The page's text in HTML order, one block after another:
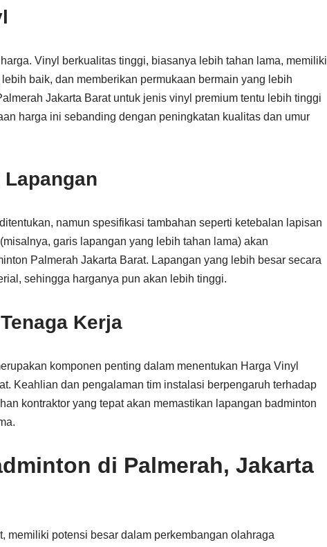
Vinyl berkualitas tinggi, biasanya lebih tahan lama, memiliki
baik, dan memberikan permukaan bermain yang lebih
Jakarta Barat untuk jenis vinyl premium tentu lebih tinggi
harga ini sebanding dengan peningkatan kualitas dan umur
namun spesifikasi tambahan seperti ketebalan lapisan
garis lapangan yang lebih tahan lama) akan
Palmerah Jakarta Barat. Lapangan yang lebih besar secara
sehingga harganya pun akan lebih tinggi.
Kerja
komponen penting dalam menentukan Harga Vinyl
Keahlian dan pengalaman tim instalasi berpengaruh terhadap
kontraktor yang tepat akan memastikan lapangan badminton
di Palmerah, Jakarta
memiliki potensi besar dalam perkembangan olahraga